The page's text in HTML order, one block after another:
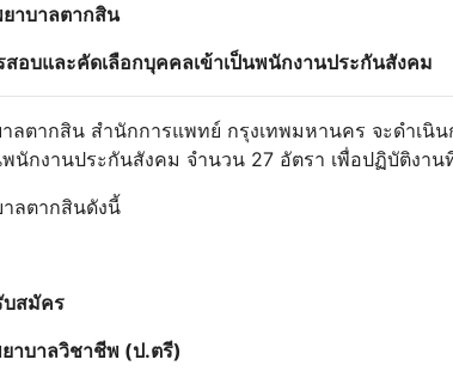
ยาบาลตากสิน
สอบและคัดเลือกบุคคลเข้าเป็นพนักงานประกันสังคม
าลตากสิน สํานักการแพทย์ กรุงเทพมหานคร จะดําเนิ
นักงานประกันสังคม จํานวน 27 อัตรา เพื่อปฏิบัติงาน
ลตากสินดังนี้
บสมัคร
าบาลวิชาชีพ (ป.ตรี)